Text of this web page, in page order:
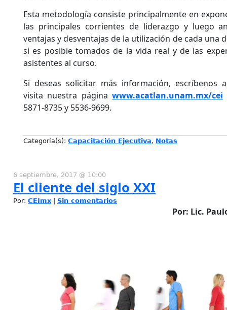
Esta metodología consiste principalmente en
las principales corrientes de liderazgo y luego
ventajas y desventajas de la utilización de cada una
si es posible tomados de la vida real y de las
asistentes al curso.
Si deseas solicitar más información, escríbenos
visita nuestra página www.acatlan.unam.mx/cei
5871-8735 y 5536-9699.
Categoría(s): Capacitación Ejecutiva, Notas
6 septiembre, 2017 @ 10:00
El cliente del siglo XXI
Por: CEImx | Sin comentarios
Por: Lic.